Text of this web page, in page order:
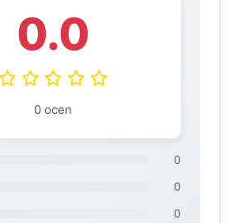
0.0
0 ocen
0
0
0